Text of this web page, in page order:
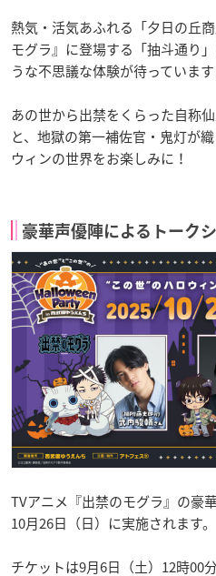
熱気・活気あふれる「夕日の丘
モグラ』に登場する「抽斗通り
うな不思議な体験が待っています
あの世から出禁をくらった自称
と、地獄の第一補佐官・鬼灯が
ウィンの世界をお楽しみに！
豪華声優陣によるトーク
TVアニメ『出禁のモグラ』の豪
10月26日（日）に実施されます。
チケットは9月6日（土）12時00